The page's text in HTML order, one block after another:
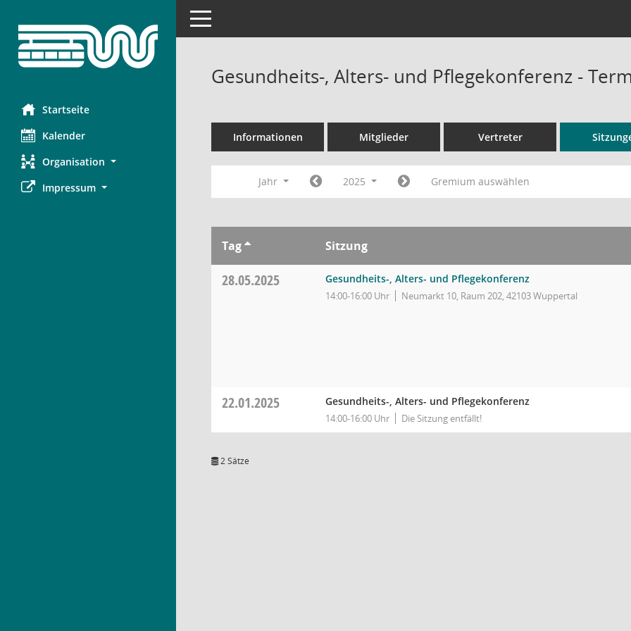
Startseite
Kalender
Organisation
Impressum
Toggle navigation
Gesundheits-, Alters- und Pflegekonferenz -
Informationen Mitglieder Vertreter
Jahr 2025 Gremium auswählen
Tag Sitzung
28.05.2025 Gesundheits-, Alters- und Pflegekonferenz
14:00-16:00 Uhr Neumarkt 10, Raum 202, 42103 Wuppertal
22.01.2025 Gesundheits-, Alters- und Pflegekonferenz
14:00-16:00 Uhr Die Sitzung entfällt!
2 Sätze